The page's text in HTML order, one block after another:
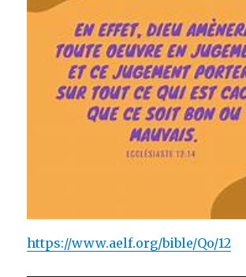
https://www.aelf.org/bible/Qo/12